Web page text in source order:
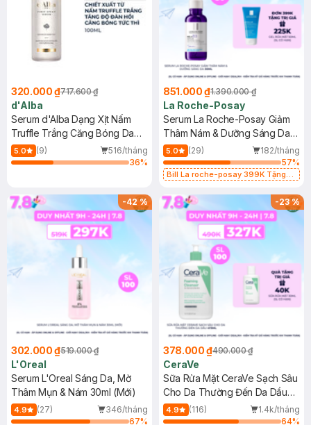
320.000 ₫717.600 ₫
d'Alba
Serum d'Alba Dạng Xịt Nấm
Truffle Trắng Căng Bóng Da
100ml
5.0 (9)
516/tháng
36%
851.000 ₫1.390.000 ₫
La Roche-Posay
Serum La Roche-Posay Giảm
Thâm Nám & Dưỡng Sáng Da
30ml
5.0 (29)
182/tháng
57%
Bill La roche-posay 399K Tặng
(SL có hạn)
-42%
302.000 ₫519.000 ₫
L'Oreal
Serum L'Oreal Sáng Da, Mờ
Thâm Mụn & Nám 30ml (Mới)
4.9 (27)
346/tháng
67%
-23%
378.000 ₫490.000 ₫
CeraVe
Sữa Rửa Mặt CeraVe Sạch Sâu
Cho Da Thường Đến Da Dầu
473ml
4.9 (116)
1.4k/tháng
64%